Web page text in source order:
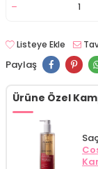
Listeye Ekle
Paylaş
Ürüne Özel